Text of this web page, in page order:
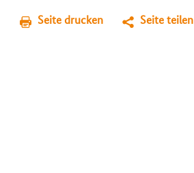
Seite drucken Seite teilen